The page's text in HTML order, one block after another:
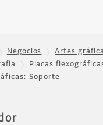
Negocios
Artes
Placas
Soporte